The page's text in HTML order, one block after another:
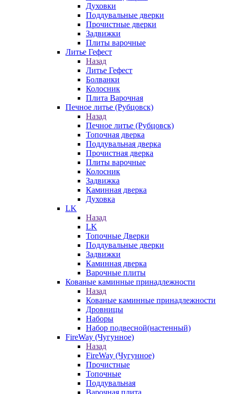
Духовки
Поддувальные дверки
Прочистные дверки
Задвижки
Плиты варочные
Литье Гефест
Назад
Литье Гефест
Болванки
Колосник
Плита Варочная
Печное литье (Рубцовск)
Назад
Печное литье (Рубцовск)
Топочная дверка
Поддувальная дверка
Прочистная дверка
Плиты варочные
Колосник
Задвижка
Каминная дверка
Духовка
LK
Назад
LK
Топочные Дверки
Поддувальные дверки
Задвижки
Каминная дверка
Варочные плиты
Кованые каминные принадлежности
Назад
Кованые каминные принадлежности
Дровницы
Наборы
Набор подвесной(настенный)
FireWay (Чугунное)
Назад
FireWay (Чугунное)
Прочистные
Топочные
Поддувальная
Варочная плита